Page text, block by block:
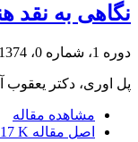
نگاهی به نقد
دوره 1، شماره 0، 1374
پل اوری، دکتر یعقوب
مشاهده مقاله
اصل مقاله K